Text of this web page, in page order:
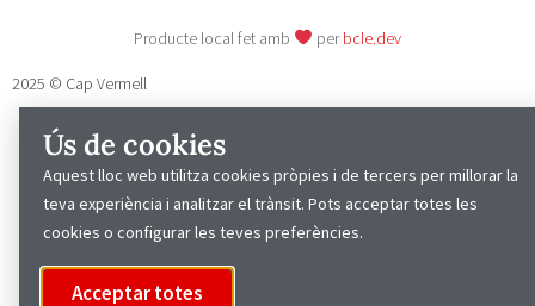
Producte local fet amb perbcle.dev
2025 © Cap Vermell
Ús de cookies
Aquest lloc web utilitza cookies pròpies i de tercers per millorar la
teva experiència i analitzar el trànsit. Pots acceptar totes les
cookies o configurar les teves preferències.
Acceptar totes